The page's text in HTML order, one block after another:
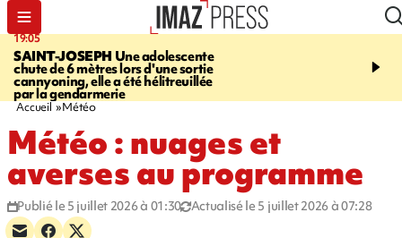
19:05
SAINT-JOSEPH Une adolescente
chute de 6 mètres lors d'une sortie
cannyoning, elle a été hélitreuillée
par la gendarmerie
20:44
rouée de coups,
Accueil Météo
Météo : nuages et
averses au programme
Publié le 5 juillet 2026 à 01:30 Actualisé le 5 juillet 2026 à 07:28